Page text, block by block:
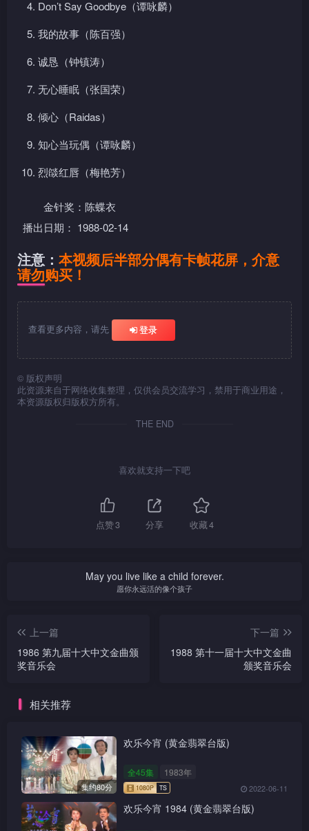
Don’t Say Goodbye（谭咏麟）
我的故事（陈百强）
诚恳（钟镇涛）
无心睡眠（张国荣）
倾心（Raidas）
知心当玩偶（谭咏麟）
烈燄红唇（梅艳芳）
金针奖：陈蝶衣
播出日期： 1988-02-14
注意： 本视频后半部分偶有卡帧花屏，介意
请勿购买！
查看更多内容，请先 登录
© 版权声明
此资源来自于网络收集整理，仅供会员交流学习，禁用于商业用途，
本资源版权归版权方所有。
THE END
喜欢就支持一下吧
点赞3 分享 收藏4
May you live like a child forever.
愿你永远活的像个孩子
上一篇
1986 第九届十大中文金曲颁
奖音乐会
下一篇
1988 第十一届十大中文金曲
颁奖音乐会
相关推荐
集约80分
欢乐今宵 (黄金翡翠台版)
全45集 1983年
2022-06-11
欢乐今宵 1984 (黄金翡翠台版)